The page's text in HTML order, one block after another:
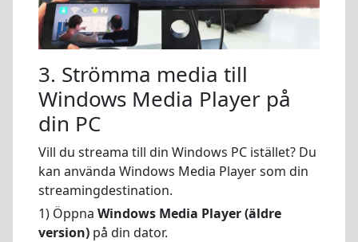
3. Strömma media till
Windows Media Player på
din PC
Vill du streama till din Windows PC istället? Du
kan använda Windows Media Player som din
streamingdestination.
1) Öppna Windows Media Player (äldre
version) på din dator.